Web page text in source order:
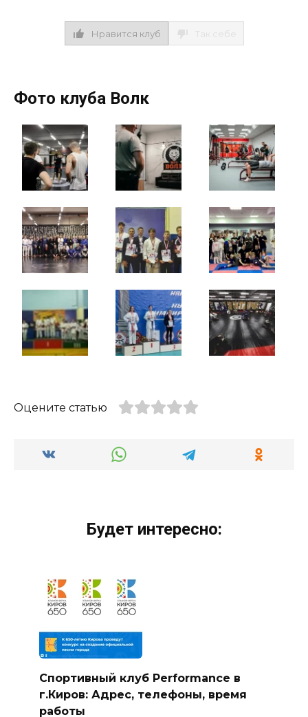
Нравится клуб
Фото клуба Волк
Оцените статью
Будет интересно:
Спортивный клуб Performance в
г.Киров: Адрес, телефоны, время
работы